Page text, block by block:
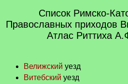
Список Римско-
Православных приходов
Атлас Риттиха
Велижский уезд
Витебский уезд